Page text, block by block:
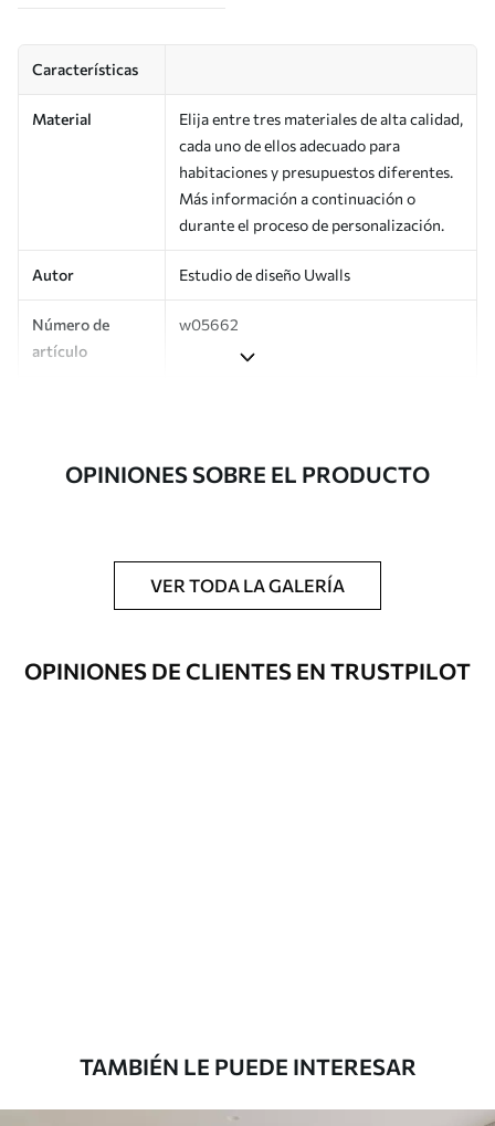
Características
Material
Elija entre tres materiales de alta calidad,
cada uno de ellos adecuado para
habitaciones y presupuestos diferentes.
Más información a continuación o
durante el proceso de personalización.
Autor Estudio de diseño Uwalls
Número de
artículo
w05662
Adicionalmente
Disponible con recubrimiento de barniz
esponja suave. Los murales de pared con
recubrimiento de barniz pueden
Método de
Hasta 360 cm de altura: aplicación sin
Vinilo Premium
43816.6726290.00$/m²
OPINIONES SOBRE EL PRODUCTO
VER TODA LA GALERÍA
OPINIONES DE CLIENTES EN TRUSTPILOT
TAMBIÉN LE PUEDE INTERESAR